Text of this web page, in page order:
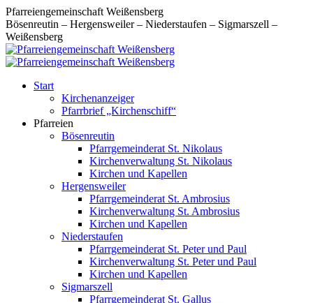
Zum
Inhalt
springen
Pfarreiengemeinschaft Weißensberg
Bösenreutin – Hergensweiler – Niederstaufen – Sigmarszell –
Weißensberg
Start
Kirchenanzeiger
Pfarrbrief „Kirchenschiff“
Pfarreien
Bösenreutin
Pfarrgemeinderat St. Nikolaus
Kirchenverwaltung St. Nikolaus
Kirchen und Kapellen
Hergensweiler
Pfarrgemeinderat St. Ambrosius
Kirchenverwaltung St. Ambrosius
Kirchen und Kapellen
Niederstaufen
Pfarrgemeinderat St. Peter und Paul
Kirchenverwaltung St. Peter und Paul
Kirchen und Kapellen
Sigmarszell
Pfarrgemeinderat St. Gallus